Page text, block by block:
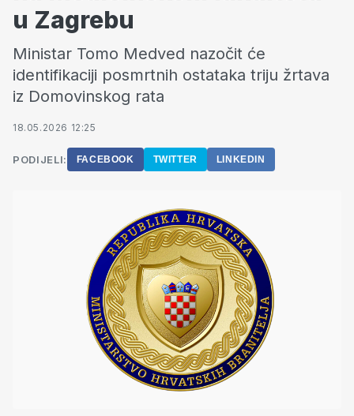
u Zagrebu
Ministar Tomo Medved nazočit će
identifikaciji posmrtnih ostataka triju žrtava
iz Domovinskog rata
18.05.2026 12:25
PODIJELI: FACEBOOK TWITTER LINKEDIN